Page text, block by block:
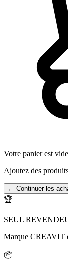
Votre panier est vide
Ajoutez des
← Continuer les
🏆
SEUL
Marque CREAVIT
📦